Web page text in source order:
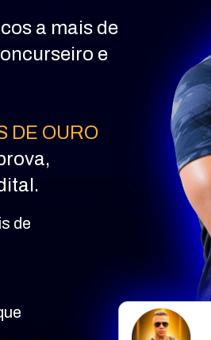
a mais de
e
DE OURO
de